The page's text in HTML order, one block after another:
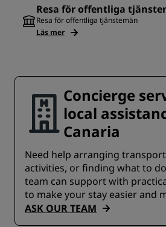
Resa för offentliga
Resa för offentliga tjänstemän
Läs mer
Concierge
local
Canaria
Need help arranging
activities, or finding what to
team can support with
to make your stay easier and
ASK OUR TEAM